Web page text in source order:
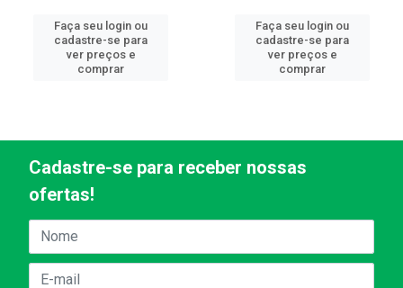
Faça seu login ou
cadastre-se para
ver preços e
comprar
Faça seu login ou
cadastre-se para
ver preços e
comprar
Cadastre-se para receber nossas
ofertas!